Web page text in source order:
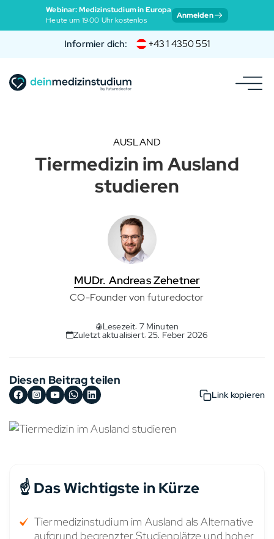
Webinar: Medizinstudium in Europa
Heute um 19:00 Uhr kostenlos
Anmelden
Informier dich: +43 1 4350 551
AUSLAND
Tiermedizin im Ausland
studieren
MUDr. Andreas Zehetner
CO-Founder von futuredoctor
Lesezeit: 7 Minuten
Zuletzt aktualisiert: 25. Feber 2026
Diesen Beitrag teilen
Link kopieren
☝️ Das Wichtigste in Kürze
Tiermedizinstudium im Ausland als Alternative
aufgrund begrenzter Studienplätze und hoher